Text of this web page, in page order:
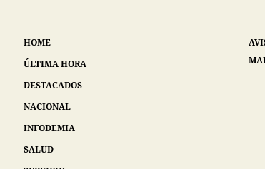
HOME
ÚLTIMA HORA
DESTACADOS
NACIONAL
INFODEMIA
SALUD